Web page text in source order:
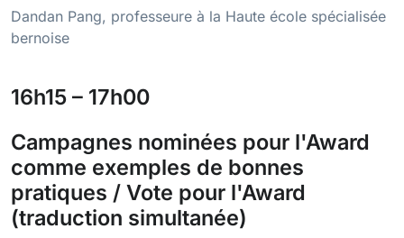
Dandan Pang, professeure à la Haute école spécialisée
bernoise
16h15 – 17h00
Campagnes nominées pour l'Award
comme exemples de bonnes
pratiques / Vote pour l'Award
(traduction simultanée)